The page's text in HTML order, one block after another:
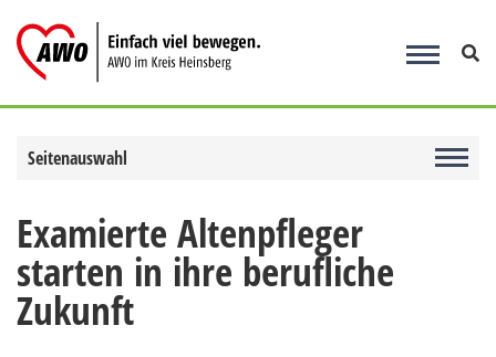
Inhalt
springen
Seitenauswahl
Examierte Altenpfleger
starten in ihre berufliche
Zukunft